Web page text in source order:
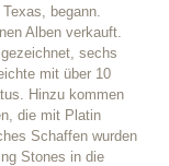
begann.
Alben verkauft.
sechs
mit über 10
Hinzu kommen
die mit Platin
Schaffen wurden
Stones in die